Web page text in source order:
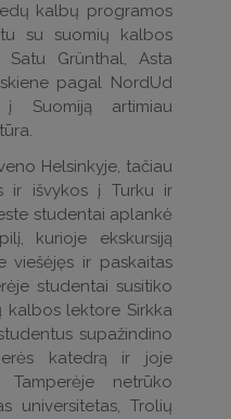
kalbų programos
su suomių kalbos
Satu Grünthal, Asta
pagal NordUd
Suomiją artimiau
Helsinkyje, tačiau
ir išvykos į Turku ir
studentai aplankė
kurioje ekskursiją
viešėjęs ir paskaitas
studentai susitiko
kalbos lektore Sirkka
supažindino
katedrą ir joje
netrūko
universitetas, Trolių